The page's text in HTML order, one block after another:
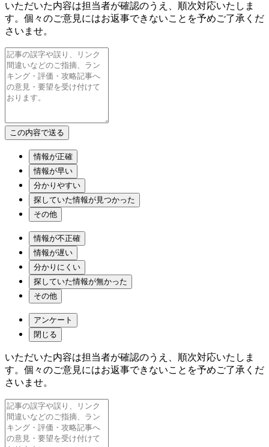
いただいた内容は担当者が確認のうえ、順次対応いたしま
す。個々のご意見にはお返事できないことを予めご了承くだ
さいませ。
情報が正確
情報が早い
分かりやすい
探していた情報が見つかった
その他
情報が不正確
情報が遅い
分かりにくい
探していた情報が無かった
その他
アンケート
閉じる
いただいた内容は担当者が確認のうえ、順次対応いたしま
す。個々のご意見にはお返事できないことを予めご了承くだ
さいませ。